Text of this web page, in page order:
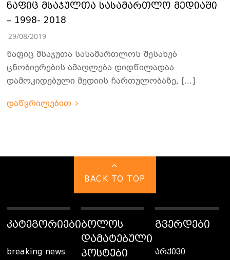
ნაფიც მსაჯულთა სასამართლო მედიაში
– 1998- 2018
29/08/2019
ნაფიც მსაჯუთა სასამართლოს შესახებ
ცნობიერების ამაღლება დიდწილადაა
დამოკიდებული მედიის ჩართულობაზე, […]
დაწვრილებით
BACK TO TOP
ᲙᲐᲢᲔᲒᲝᲠᲘᲔᲑᲘ
breaking news
ᲑᲝᲚᲝᲡ
ᲓᲐᲛᲐᲢᲔᲑᲣᲚᲘ
ᲞᲝᲡᲢᲔᲑᲘ
ᲒᲕᲔᲠᲓᲔᲑᲘ
არქივი